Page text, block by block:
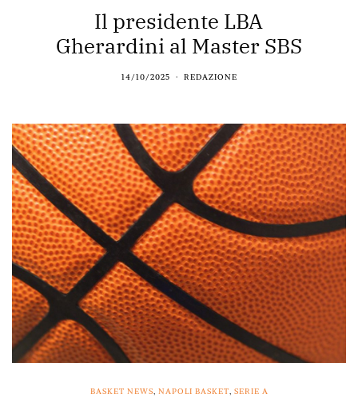
Il presidente LBA
Gherardini al Master SBS
14/10/2025 REDAZIONE
BASKET NEWS, NAPOLI BASKET, SERIE A